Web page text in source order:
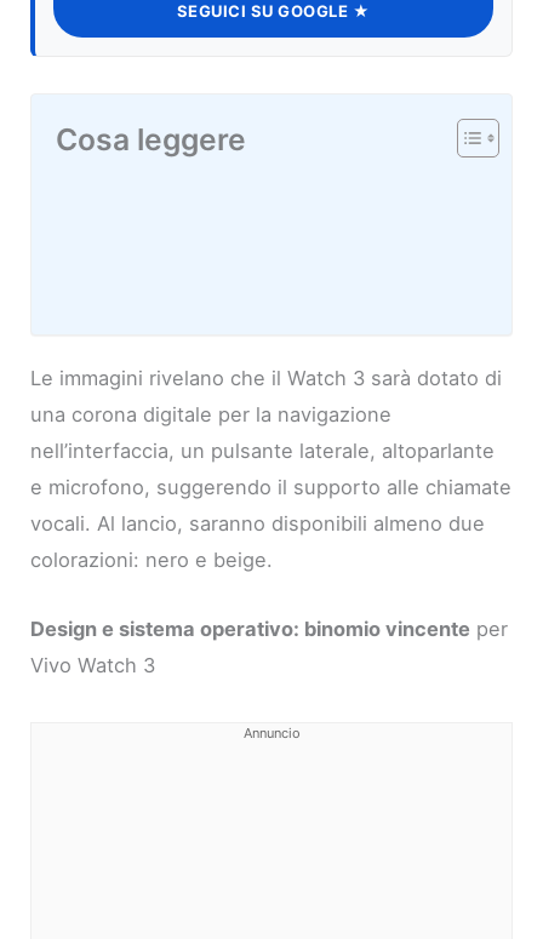
SEGUICI SU GOOGLE ★
Cosa leggere
Le immagini rivelano che il Watch 3 sarà dotato di
una corona digitale per la navigazione
nell’interfaccia, un pulsante laterale, altoparlante
e microfono, suggerendo il supporto alle chiamate
vocali. Al lancio, saranno disponibili almeno due
colorazioni: nero e beige.
Design e sistema operativo: binomio vincente per
Vivo Watch 3
Annuncio